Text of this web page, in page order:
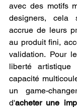
avec des motifs
designers, cela
accrue de leurs
au produit fini,
validation. Pour
liberté artistique
capacité
un game-
d'acheter une